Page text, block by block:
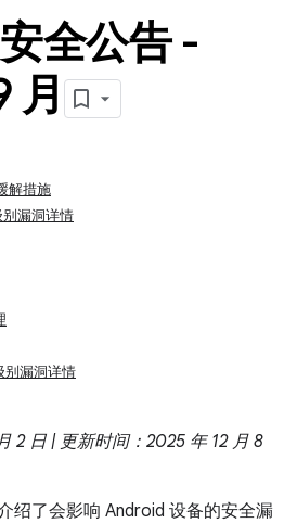
全公告 -
月
解措施
漏洞详情
漏洞详情
2 日 | 更新时间：2025 年 12 月 8
绍了会影响 Android 设备的安全漏